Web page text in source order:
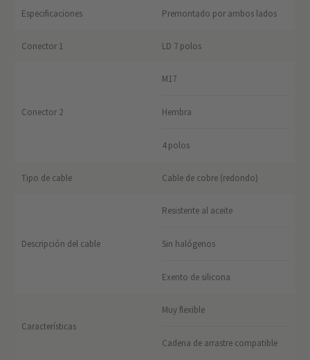
Especificaciones Premontado por ambos lados
Conector 1 LD 7 polos
Conector 2
M17
Hembra
4 polos
Tipo de cable Cable de cobre (redondo)
Descripción del cable
Resistente al aceite
Sin halógenos
Exento de silicona
Características
Muy flexible
Cadena de arrastre compatible